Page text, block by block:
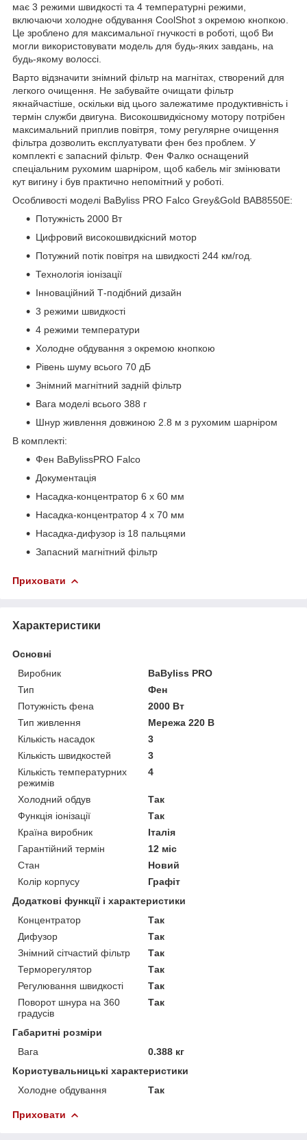
має 3 режими швидкості та 4 температурні режими,
включаючи холодне обдування CoolShot з окремою кнопкою.
Це зроблено для максимальної гнучкості в роботі, щоб Ви
могли використовувати модель для будь-яких завдань, на
будь-якому волоссі.
Варто відзначити знімний фільтр на магнітах, створений для
легкого очищення. Не забувайте очищати фільтр
якнайчастіше, оскільки від цього залежатиме продуктивність і
термін служби двигуна. Високошвидкісному мотору потрібен
максимальний приплив повітря, тому регулярне очищення
фільтра дозволить експлуатувати фен без проблем. У
комплекті є запасний фільтр. Фен Фалко оснащений
спеціальним рухомим шарніром, щоб кабель міг змінювати
кут вигину і був практично непомітний у роботі.
Особливості моделі BaByliss PRO Falco Grey&Gold BAB8550E:
Потужність 2000 Вт
Цифровий високошвидкісний мотор
Потужний потік повітря на швидкості 244 км/год.
Технологія іонізації
Інноваційний Т-подібний дизайн
3 режими швидкості
4 режими температури
Холодне обдування з окремою кнопкою
Рівень шуму всього 70 дБ
Знімний магнітний задній фільтр
Вага моделі всього 388 г
Шнур живлення довжиною 2.8 м з рухомим шарніром
В комплекті:
Фен BaBylissPRO Falco
Документація
Насадка-концентратор 6 x 60 мм
Насадка-концентратор 4 x 70 мм
Насадка-дифузор із 18 пальцями
Запасний магнітний фільтр
Приховати
Характеристики
Основні
Виробник
BaByliss PRO
Тип
Фен
Потужність фена
2000 Вт
Тип живлення
Мережа 220 В
Кількість насадок
3
Кількість швидкостей
3
Кількість температурних
режимів
4
Холодний обдув
Так
Функція іонізації
Так
Країна виробник
Італія
Гарантійний термін
12 міс
Стан
Новий
Колір корпусу
Графіт
Додаткові функції і характеристики
Концентратор
Так
Дифузор
Так
Знімний сітчастий фільтр
Так
Терморегулятор
Так
Регулювання швидкості
Так
Поворот шнура на 360
градусів
Так
Габаритні розміри
Вага
0.388 кг
Користувальницькі характеристики
Холодне обдування
Так
Приховати